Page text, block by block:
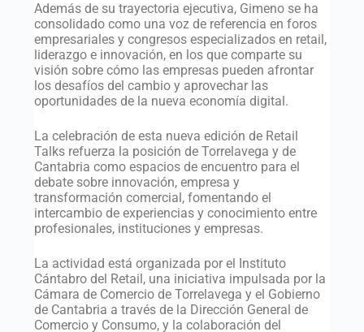
Además de su trayectoria ejecutiva, Gimeno se ha
consolidado como una voz de referencia en foros
empresariales y congresos especializados en retail,
liderazgo e innovación, en los que comparte su
visión sobre cómo las empresas pueden afrontar
los desafíos del cambio y aprovechar las
oportunidades de la nueva economía digital.
La celebración de esta nueva edición de Retail
Talks refuerza la posición de Torrelavega y de
Cantabria como espacios de encuentro para el
debate sobre innovación, empresa y
transformación comercial, fomentando el
intercambio de experiencias y conocimiento entre
profesionales, instituciones y empresas.
La actividad está organizada por el Instituto
Cántabro del Retail, una iniciativa impulsada por la
Cámara de Comercio de Torrelavega y el Gobierno
de Cantabria a través de la Dirección General de
Comercio y Consumo, y la colaboración del